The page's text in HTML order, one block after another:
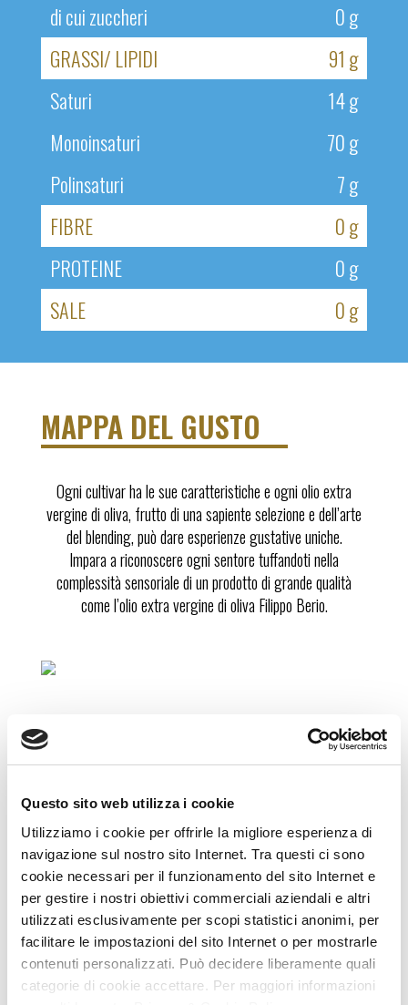
Questo sito web utilizza i cookie
Utilizziamo i cookie per offrirle la migliore esperienza di
navigazione sul nostro sito Internet. Tra questi ci sono
cookie necessari per il funzionamento del sito Internet e
per gestire i nostri obiettivi commerciali aziendali e altri
utilizzati esclusivamente per scopi statistici anonimi, per
facilitare le impostazioni del sito Internet o per mostrarle
contenuti personalizzati. Può decidere liberamente quali
categorie di cookie accettare. Per maggiori informazioni
di cui zuccheri
0 g
GRASSI/ LIPIDI
91 g
Saturi
14 g
Monoinsaturi
70 g
Polinsaturi
7 g
FIBRE
0 g
PROTEINE
0 g
SALE
0 g
MAPPA DEL GUSTO
Ogni cultivar ha le sue caratteristiche e ogni olio extra
vergine di oliva, frutto di una sapiente selezione e dell’arte
del blending, può dare esperienze gustative uniche.
Impara a riconoscere ogni sentore tuffandoti nella
complessità sensoriale di un prodotto di grande qualità
come l’olio extra vergine di oliva Filippo Berio.
Scopri di più sulla mappa del gusto
TRACCIABILITÀ
Di ogni bottiglia sappiamo tutto, perché ognuna ha qualcosa
di speciale, per te.